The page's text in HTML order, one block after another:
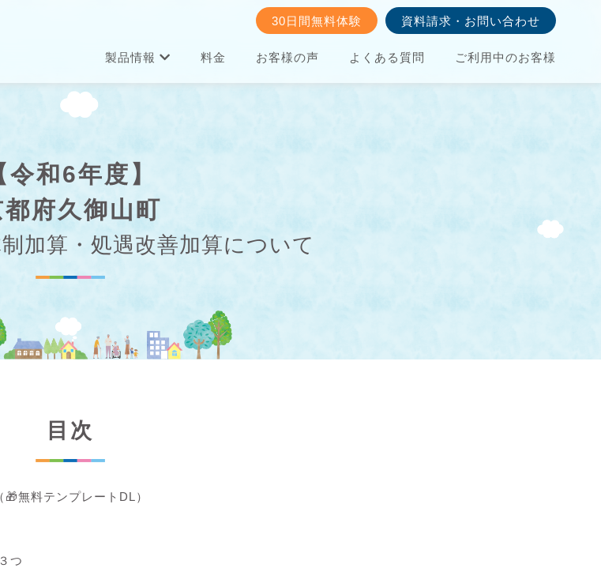
製品情報 料金 お客様の声 よくある質問 ご利用中のお客様
30日間無料体験 資料請求・お問い合わせ
令和6年度】
都府久御山町
加算・処遇改善加算について
目次
無料テンプレートDL）
つ